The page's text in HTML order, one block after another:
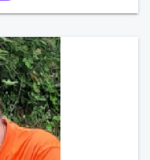
philosophe
de qualités
altruiste,
honnête,
et compréhensif : je
Mais ne vous
personne que
pas de seconde